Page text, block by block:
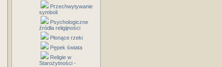
Przechwytywanie
symboli
Psychologiczne
źródła religijności
Płonące rzeki
Pępek świata
Religie w
Starożytności -